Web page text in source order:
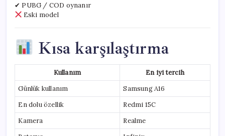
✔ PUBG / COD oynanır
Eski model
Kısa karşılaştırma
Kullanım
En iyi tercih
Günlük kullanım
Samsung A16
En dolu özellik
Redmi 15C
Kamera
Realme